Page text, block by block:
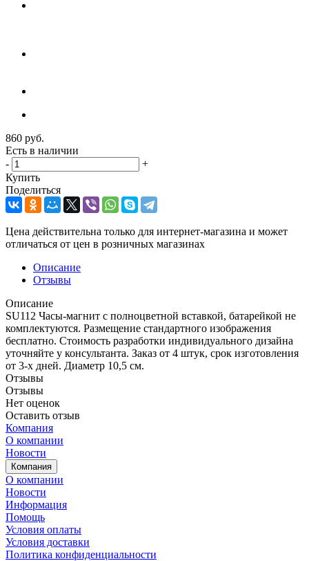
860 руб.
Есть в наличии
-
+
Купить
Поделиться
Цена действительна только для интернет-магазина и может
отличаться от цен в розничных магазинах
Описание
Отзывы
Описание
SU112 Часы-магнит с полноцветной вставкой, батарейкой не
комплектуются. Размещение стандартного изображения
бесплатно. Стоимость разработки индивидуального дизайна
уточняйте у консультанта. Заказ от 4 штук, срок изготовления
от 3-х дней. Диаметр 10,5 см.
Отзывы
Отзывы
Нет оценок
Оставить отзыв
Компания
О компании
Новости
Компания
О компании
Новости
Информация
Помощь
Условия оплаты
Условия доставки
Политика конфиденциальности